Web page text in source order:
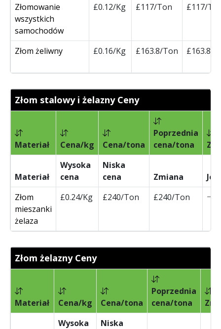
Złomowanie
wszystkich
samochodów
£0.12/Kg £117/Ton £117/
Złom żeliwny £0.16/Kg £163.8/Ton £163.8/
Złom stalowy i żelazny Ceny
Materiał Cena/kg Cena/tona
Poprzednia
cena/tona
Materiał
Wysoka
cena
Niska
cena
Zmiana
Złom
mieszanki
żelaza
£0.24/Kg £240/Ton £240/Ton
Złom żelazny Ceny
Materiał Cena/kg Cena/tona
Poprzednia
cena/tona
Wysoka
Niska